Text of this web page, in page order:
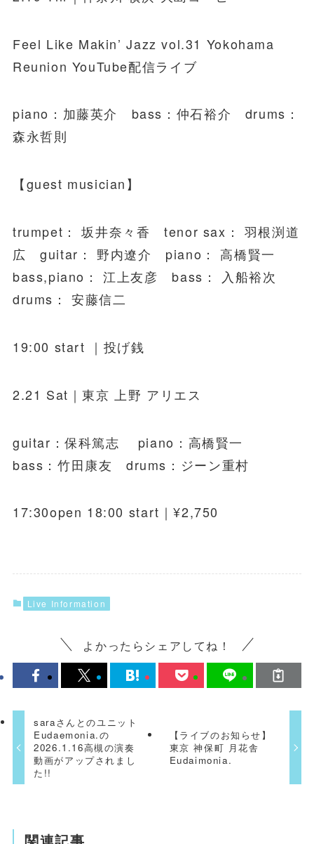
Feel Like Makin’ Jazz vol.31 Yokohama
Reunion YouTube配信ライブ
piano：加藤英介 bass：仲石裕介 drums：
森永哲則
【guest musician】
trumpet： 坂井奈々香 tenor sax： 羽根渕道
広 guitar： 野内遼介 piano： 高橋賢一
bass,piano： 江上友彦 bass： 入船裕次
drums： 安藤信二
19:00 start ｜投げ銭
2.21 Sat｜東京 上野 アリエス
guitar：保科篤志 piano：高橋賢一
bass：竹田康友 drums：ジーン重村
17:30open 18:00 start｜¥2,750
Live Information
よかったらシェアしてね！
saraさんとのユニット
Eudaemonia.の
2026.1.16高槻の演奏
動画がアップされまし
た!!
【ライブのお知らせ】
東京 神保町 月花舎
Eudaimonia.